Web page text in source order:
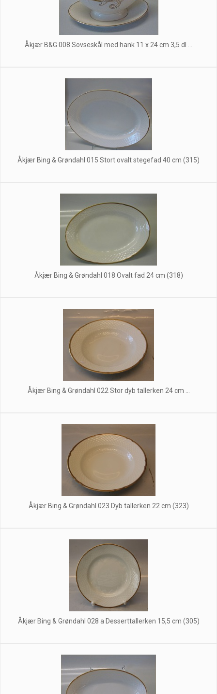
Åkjær B&G 008 Sovseskål med hank 11 x 24 cm 3,5 dl ...
Åkjær Bing & Grøndahl 015 Stort ovalt stegefad 40 cm (315)
Åkjær Bing & Grøndahl 018 Ovalt fad 24 cm (318)
Åkjær Bing & Grøndahl 022 Stor dyb tallerken 24 cm ...
Åkjær Bing & Grøndahl 023 Dyb tallerken 22 cm (323)
Åkjær Bing & Grøndahl 028 a Desserttallerken 15,5 cm (305)